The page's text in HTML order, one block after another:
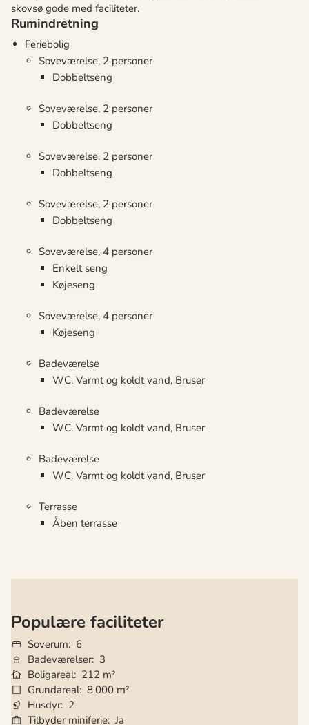
skovsø gode med faciliteter.
Rumindretning
Feriebolig
Soveværelse, 2 personer
Dobbeltseng
Soveværelse, 2 personer
Dobbeltseng
Soveværelse, 2 personer
Dobbeltseng
Soveværelse, 2 personer
Dobbeltseng
Soveværelse, 4 personer
Enkelt seng
Køjeseng
Soveværelse, 4 personer
Køjeseng
Badeværelse
WC. Varmt og koldt vand, Bruser
Badeværelse
WC. Varmt og koldt vand, Bruser
Badeværelse
WC. Varmt og koldt vand, Bruser
Terrasse
Åben terrasse
Populære faciliteter
Soverum
6
Badeværelser 3
Boligareal 212 m²
Grundareal 8.000 m²
Husdyr 2
Tilbyder miniferie Ja